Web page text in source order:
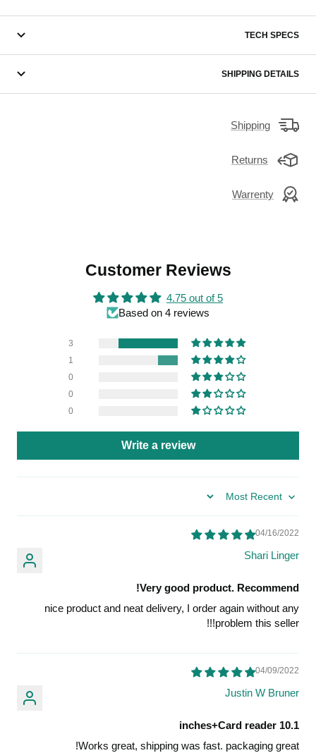
TECH SPECS
SHIPPING DETAILS
Shipping
Returns
Warrenty
Customer Reviews
4.75 out of 5
Based on 4 reviews
3
1
0
0
0
Write a review
Sort by
04/16/2022
Shari Linger
Very good product. Recommend!
nice product and neat delivery, I order again without any
problem this seller!!!
04/09/2022
Justin W Bruner
10.1 inches+Card reader
Works great, shipping was fast. packaging great!